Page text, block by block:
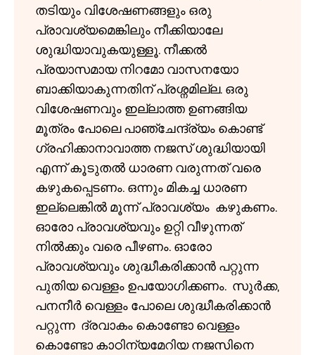
തടിയും വിശേഷണങ്ങളും ഒരു
പ്രാവശ്യമെങ്കിലും നീക്കിയാലേ
ശുദ്ധിയാവുകയുള്ളൂ. നീക്കൽ
പ്രയാസമായ നിറമോ വാസനയോ
ബാക്കിയാകുന്നതിന് പ്രശ്നമില്ല. ഒരു
വിശേഷണവും ഇല്ലാത്ത ഉണങ്ങിയ
മൂത്രം പോലെ പാഞ്ചേന്ദ്ര്യം കൊണ്ട്
ഗ്രഹിക്കാനാവാത്ത നജസ് ശുദ്ധിയായി
എന്ന് കൂടുതൽ ധാരണ വരുന്നത് വരെ
കഴുകപ്പെടണം. ഒന്നും മികച്ച ധാരണ
ഇല്ലെങ്കിൽ മൂന്ന് പ്രാവശ്യം കഴുകണം.
ഓരോ പ്രാവശ്യവും ഉറ്റി വീഴുന്നത്
നിൽക്കും വരെ പീഴണം. ഓരോ
പ്രാവശ്യവും ശുദ്ധീകരിക്കാൻ പറ്റുന്ന
പുതിയ വെള്ളം ഉപയോഗിക്കണം. സുർക്ക,
പനനീർ വെള്ളം പോലെ ശുദ്ധീകരിക്കാൻ
പറ്റുന്ന ദ്രവാകം കൊണ്ടോ വെള്ളം
കൊണ്ടോ കാഠിന്യമേറിയ നജസിനെ